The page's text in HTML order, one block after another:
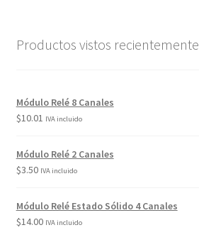
Productos vistos recientemente
Módulo Relé 8 Canales
$10.01 IVA incluido
Módulo Relé 2 Canales
$3.50 IVA incluido
Módulo Relé Estado Sólido 4 Canales
$14.00 IVA incluido